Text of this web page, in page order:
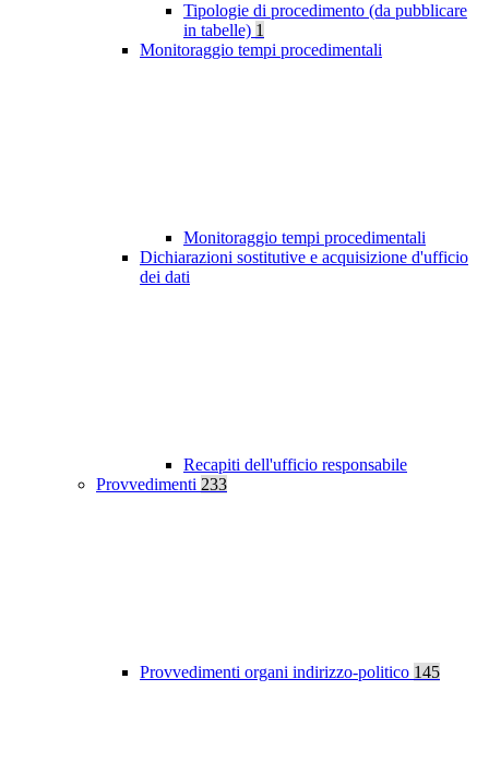
Tipologie di procedimento (da pubblicare
in tabelle) 1
Monitoraggio tempi procedimentali
Monitoraggio tempi procedimentali
Dichiarazioni sostitutive e acquisizione d'ufficio
dei dati
Recapiti dell'ufficio responsabile
Provvedimenti 233
Provvedimenti organi indirizzo-politico 145